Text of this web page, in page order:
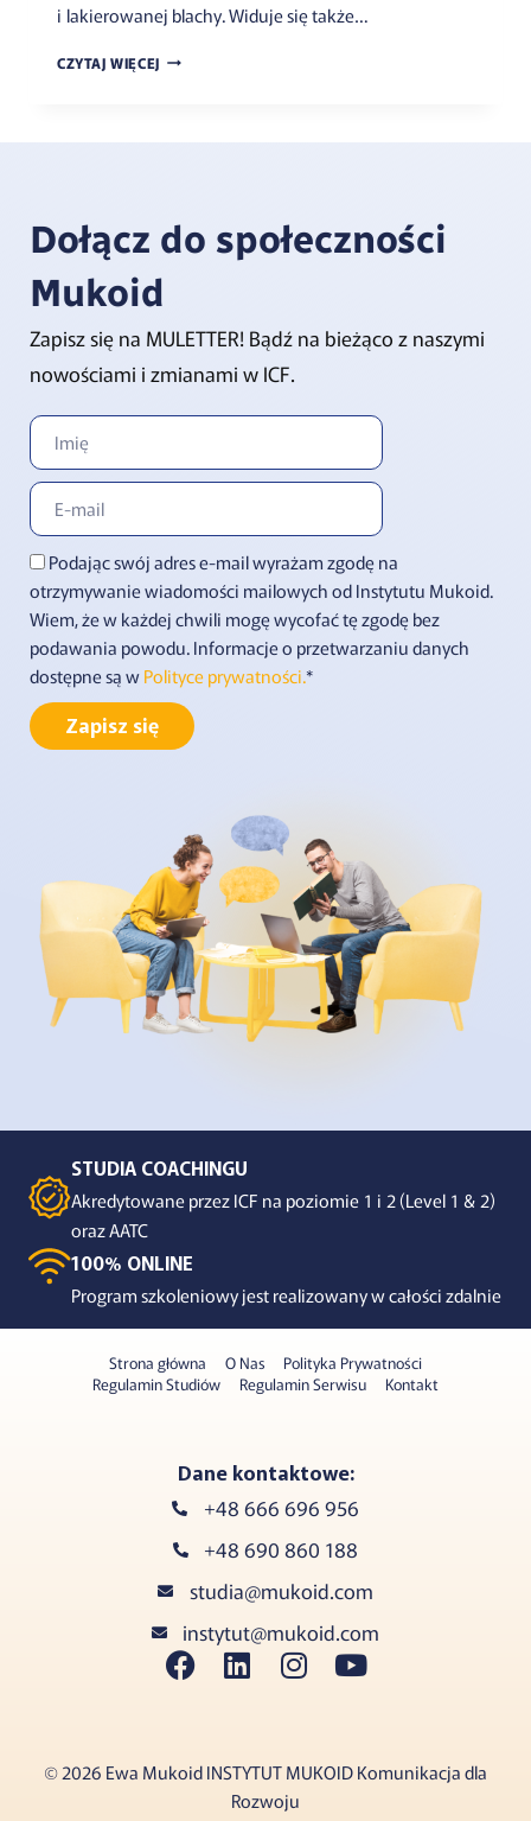
i lakierowanej blachy. Widuje się także…
CZYTAJ WIĘCEJ
Dołącz do społeczności
Mukoid
Zapisz się na MULETTER! Bądź na bieżąco z naszymi
nowościami i zmianami w ICF.
Podając swój adres e-mail wyrażam zgodę na
otrzymywanie wiadomości mailowych od Instytutu Mukoid.
Wiem, że w każdej chwili mogę wycofać tę zgodę bez
podawania powodu. Informacje o przetwarzaniu danych
dostępne są wPolityce prywatności.*
Zapisz się
STUDIA COACHINGU
Akredytowane przez ICF na poziomie 1 i 2 (Level 1 & 2)
oraz AATC
100% ONLINE
Program szkoleniowy jest realizowany w całości zdalnie
Strona główna O Nas
Polityka Prywatności
Regulamin Studiów
Regulamin Serwisu Kontakt
Dane kontaktowe:
+48 666 696 956
+48 690 860 188
studia@mukoid.com
instytut@mukoid.com
© 2026 Ewa Mukoid INSTYTUT MUKOID Komunikacja dla
Rozwoju